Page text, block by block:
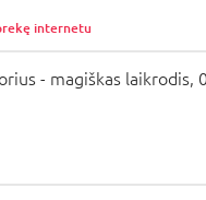
internetu
- magiškas laikrodis,